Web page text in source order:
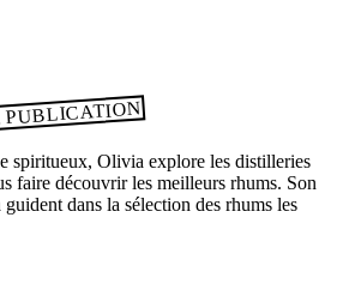
spiritueux, Olivia explore les distilleries
faire découvrir les meilleurs rhums. Son
dans la sélection des rhums les